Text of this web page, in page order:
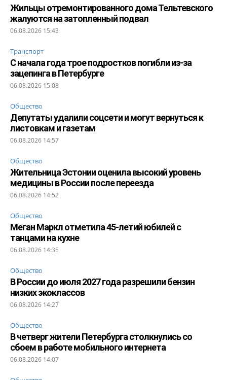
Жильцы отремонтированного дома Тельтевского
жалуются на затопленный подвал
06.08.2026 15:43
Транспорт
С начала года трое подростков погибли из-за
зацепинга в Петербурге
06.08.2026 15:08
Общество
Депутаты удалили соцсети и могут вернуться к
листовкам и газетам
06.08.2026 14:57
Общество
Жительница Эстонии оценила высокий уровень
медицины в России после переезда
06.08.2026 14:52
Общество
Меган Маркл отметила 45-летий юбилей с
танцами на кухне
06.08.2026 14:35
Общество
В России до июля 2027 года разрешили бензин
низких экоклассов
06.08.2026 14:27
Общество
В четверг жители Петербурга столкнулись со
сбоем в работе мобильного интернета
06.08.2026 14:07